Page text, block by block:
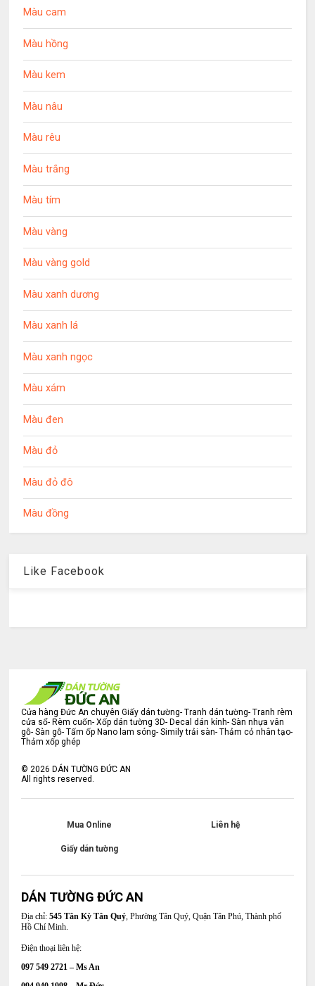
Màu cam
Màu hồng
Màu kem
Màu nâu
Màu rêu
Màu trắng
Màu tím
Màu vàng
Màu vàng gold
Màu xanh dương
Màu xanh lá
Màu xanh ngọc
Màu xám
Màu đen
Màu đỏ
Màu đỏ đô
Màu đồng
Like Facebook
Cửa hàng Đức An chuyên Giấy dán tường- Tranh dán tường- Tranh rèm
cửa sổ- Rèm cuốn- Xốp dán tường 3D- Decal dán kính- Sàn nhựa vân
gỗ- Sàn gỗ- Tấm ốp Nano lam sóng- Simily trải sàn- Thảm cỏ nhân tạo-
Thảm xốp ghép
©2026 DÁN TƯỜNG ĐỨC AN
All rights reserved.
Mua Online Liên hệ
Giấy dán tường
DÁN TƯỜNG ĐỨC AN
Địa chỉ: 545 Tân Kỳ Tân Quý, Phường Tân Quý, Quận Tân Phú, Thành phố
Hồ Chí Minh.
Điện thoại liên hệ:
097 549 2721 – Ms An